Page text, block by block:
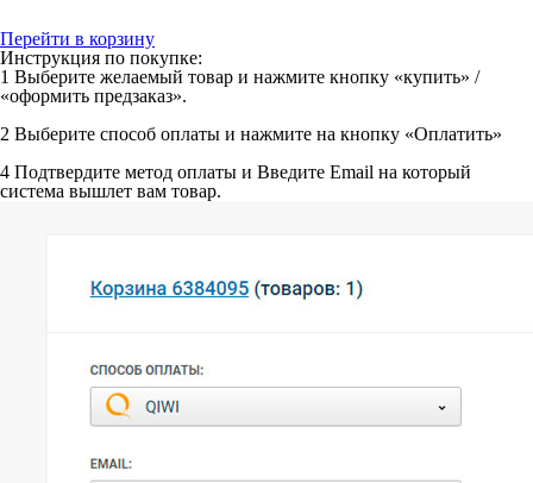
Перейти в корзину
Инструкция по покупке:
1 Выберите желаемый товар и нажмите кнопку «купить» /
«оформить предзаказ».
2 Выберите способ оплаты и нажмите на кнопку «Оплатить»
4 Подтвердите метод оплаты и Введите Email на который
система вышлет вам товар.